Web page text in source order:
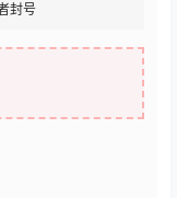
封号